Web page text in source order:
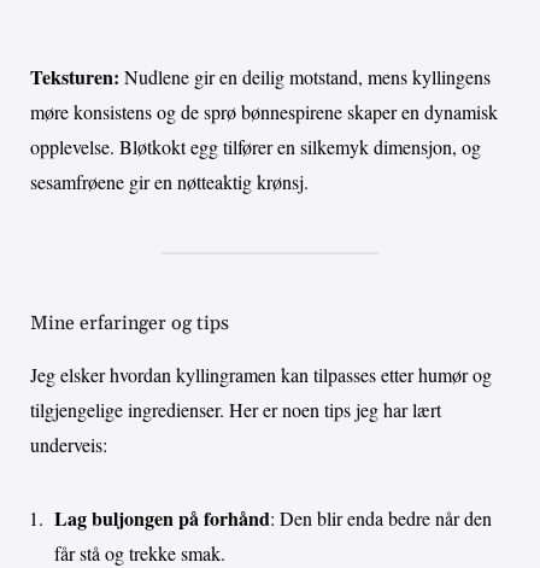
Teksturen: Nudlene gir en deilig motstand, mens kyllingens
møre konsistens og de sprø bønnespirene skaper en dynamisk
opplevelse. Bløtkokt egg tilfører en silkemyk dimensjon, og
sesamfrøene gir en nøtteaktig krønsj.
Mine erfaringer og tips
Jeg elsker hvordan kyllingramen kan tilpasses etter humør og
tilgjengelige ingredienser. Her er noen tips jeg har lært
underveis:
Lag buljongen på forhånd: Den blir enda bedre når den
får stå og trekke smak.